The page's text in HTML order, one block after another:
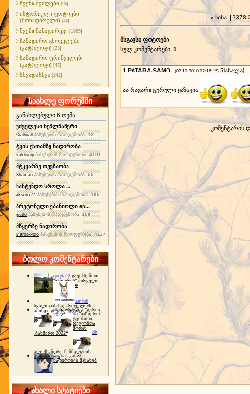
ჩვენი შვილები [96]
ისტორიული ფოტოები
(მონადირული) [46]
ჩვენი ნანადირევი [1985]
სანადირო ცხოველები
(კატალოგი) [23]
სანადირო ფრინველები
(კატალოგი) [47]
სხვადასხვა [242]
სიახლე ფორუმში
განახლებული 6 თემა
უძველესი ხეწლნაწერი
Ciallinall პასუხების რაოდენობა:12
ტყის ქათამზე ნადირობა
Iraklisnip პასუხების რაოდენობა: 4101
მტკვარზე თევზაობა
Shaman პასუხების რაოდენობა:55
სასტენდო სროლა ...
akson777 პასუხების რაოდენობა:195
ბრეტონული ეპანიოლი ep...
gio90 პასუხების რაოდენობა:256
მწყერზე ნადირობა
Marco-Polo პასუხების რაოდენობა:4137
ბოლო კომენტარები
gogita12 გავიხსენოთ
"ბაზიერის" პირველი
ტურნირი ❤
amindi
ხვალიდან საქართველოში
ამინდი გაუარესდება
dh სპორტინგი "გურია
2022"
dh "ბაზიერის"
ტურნირი
რეგიონთა
შორის
"ბახმარო 2022"
dh
ალექსანდრე ჩინჩალაძის
მემორიალიgocha1 კანონი
ნადირობის შესახებ
ახალი სტატიები
« წინა 2378
მსგავსი ფოტოები
სულ კომენტარები: 1
1 PATARA-SAMO (02.10.2010 02:16:15) [მასალა]
აა რავარი გურული ყაზაყია
კომენტარის